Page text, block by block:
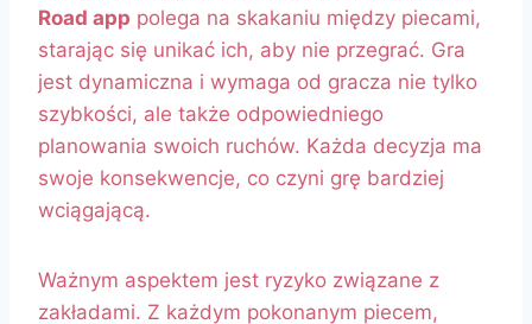
Road app polega na skakaniu między piecami,
starając się unikać ich, aby nie przegrać. Gra
jest dynamiczna i wymaga od gracza nie tylko
szybkości, ale także odpowiedniego
planowania swoich ruchów. Każda decyzja ma
swoje konsekwencje, co czyni grę bardziej
wciągającą.
Ważnym aspektem jest ryzyko związane z
zakładami. Z każdym pokonanym piecem,